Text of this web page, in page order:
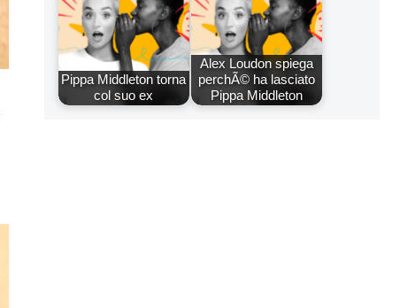
Pippa Middleton torna
col suo ex
Alex Loudon spiega
perchÃ© ha lasciato
Pippa Middleton